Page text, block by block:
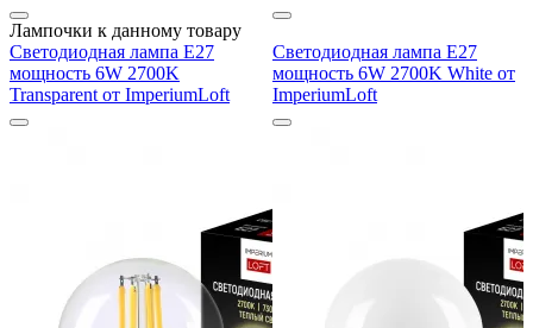
Лампочки к данному товару
Светодиодная лампа E27
мощность 6W 2700K
Transparent от ImperiumLoft
Светодиодная лампа E27
мощность 6W 2700K White от
ImperiumLoft